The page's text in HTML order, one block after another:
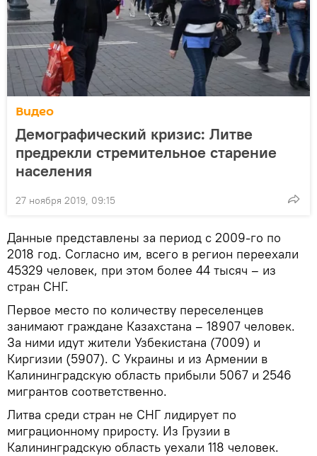
Видео
Демографический кризис: Литве
предрекли стремительное старение
населения
27 ноября 2019, 09:15
Данные представлены за период с 2009-го по
2018 год. Согласно им, всего в регион переехали
45329 человек, при этом более 44 тысяч – из
стран СНГ.
Первое место по количеству переселенцев
занимают граждане Казахстана – 18907 человек.
За ними идут жители Узбекистана (7009) и
Киргизии (5907). С Украины и из Армении в
Калининградскую область прибыли 5067 и 2546
мигрантов соответственно.
Литва среди стран не СНГ лидирует по
миграционному приросту. Из Грузии в
Калининградскую область уехали 118 человек.